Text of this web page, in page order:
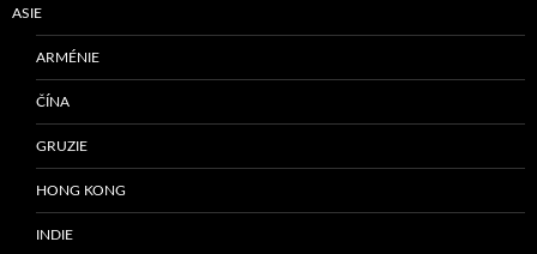
ASIE
ARMÉNIE
ČÍNA
GRUZIE
HONG KONG
INDIE